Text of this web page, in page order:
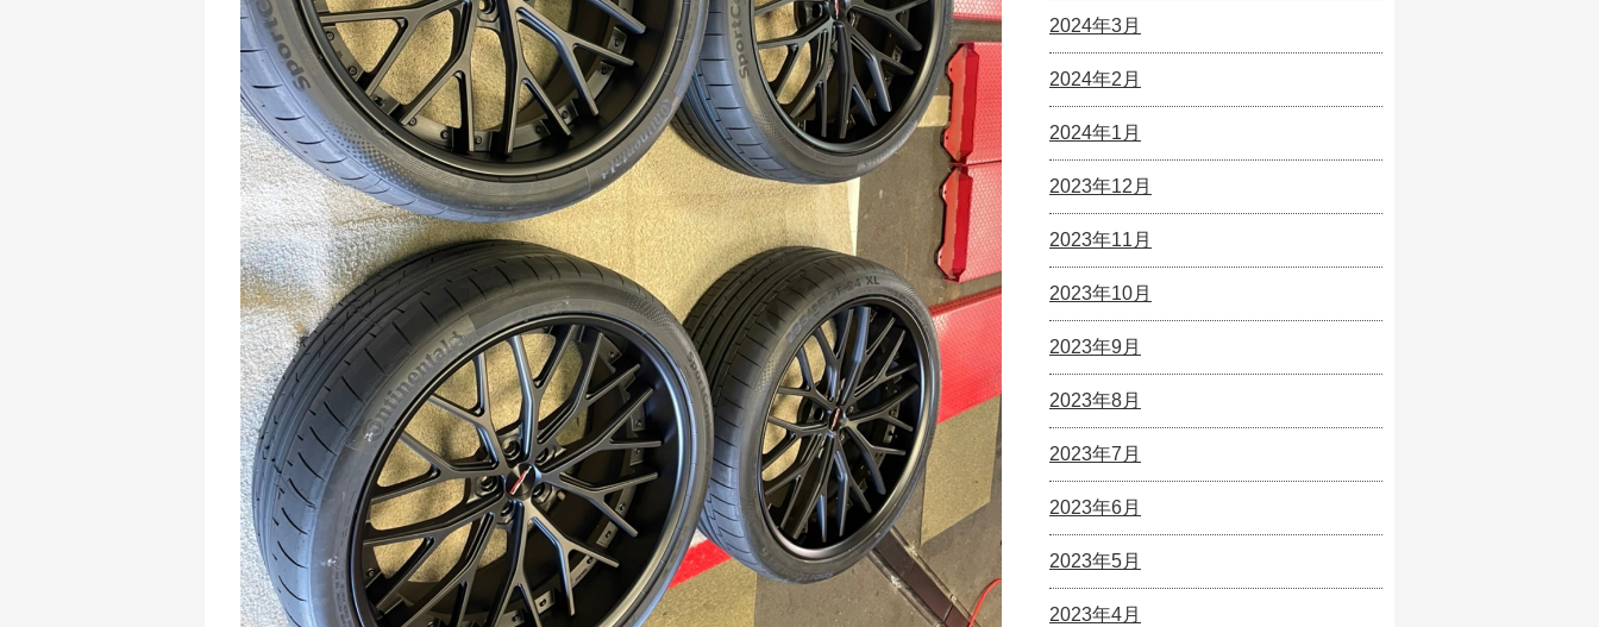
2024年3月
2024年2月
2024年1月
2023年12月
2023年11月
2023年10月
2023年9月
2023年8月
2023年7月
2023年6月
2023年5月
2023年4月